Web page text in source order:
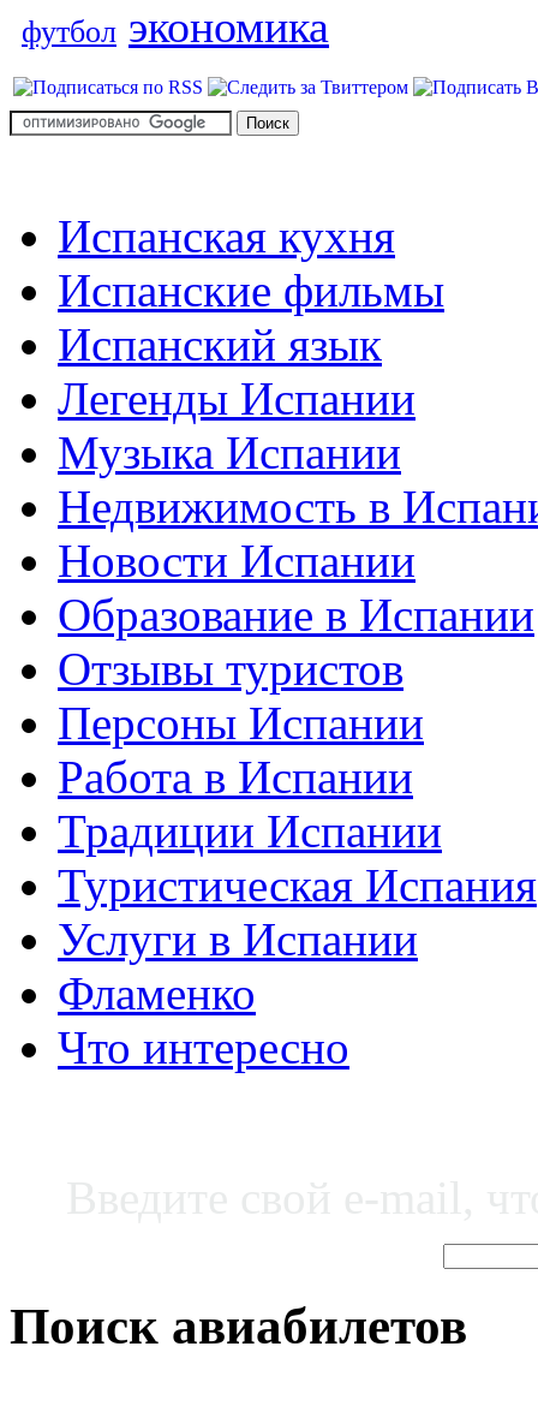
футбол экономика
Испанская кухня
Испанские фильмы
Испанский язык
Легенды Испании
Музыка Испании
Недвижимость в
Новости Испании
Образование в Испании
Отзывы туристов
Персоны Испании
Работа в Испании
Традиции Испании
Туристическая Испания
Услуги в Испании
Фламенко
Что интересно
Поиск авиабилетов